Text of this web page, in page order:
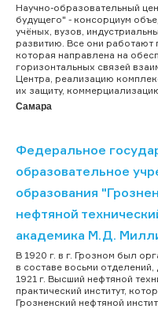
Научно-образовательный
будущего" - консорциум
учёных, вузов,
развитию. Все они работают
которая направлена на
горизонтальных связей
Центра, реализацию
их защиту,
Самара
Федеральное
образовательное
образования
нефтяной
академика М.Д.
В 1920 г. в г. Грозном был
в составе восьми
1921 г. Высший нефтяной
практический институт,
Грозненский нефтяной